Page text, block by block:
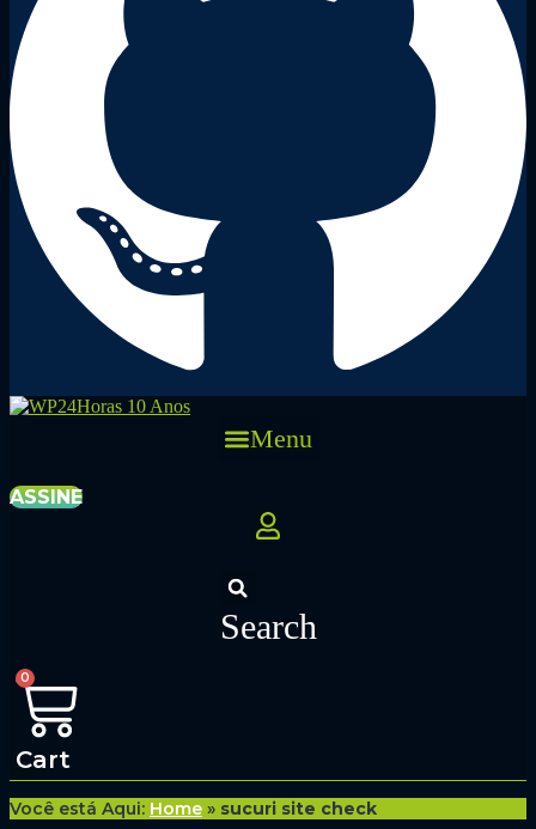
Menu
ASSINE
Search
0
Cart
Você está Aqui: Home » sucuri site check